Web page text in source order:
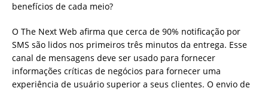
benefícios de cada meio?
O The Next Web afirma que cerca de 90% notificação por
SMS são lidos nos primeiros três minutos da entrega. Esse
canal de mensagens deve ser usado para fornecer
informações críticas de negócios para fornecer uma
experiência de usuário superior a seus clientes. O envio de